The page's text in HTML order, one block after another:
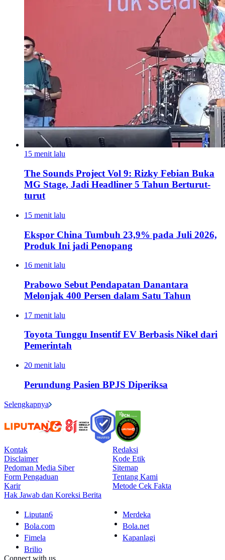
15 menit lalu
The Sounds Project Vol 9: Rizky Febian Buka
MG Stage, Jadi Headliner 5 Tahun Berturut-
turut
15 menit lalu
Ekspor China Tumbuh 23,9% pada Juli 2026,
Produk Ini jadi Penopang
16 menit lalu
Prabowo Sebut Pendapatan Danantara
Melonjak 400 Persen dalam Satu Tahun
17 menit lalu
Toyota Tunggu Insentif EV Berbasis Nikel dari
Pemerintah
20 menit lalu
Perundung Pasien BPJS Diperiksa
Selengkapnya
Kontak
Redaksi
Disclaimer
Kode Etik
Pedoman Media Siber
Sitemap
Form Pengaduan
Tentang Kami
Karir
Metode Cek Fakta
Hak Jawab dan Koreksi Berita
Liputan6
Merdeka
Bola.com
Bola.net
Fimela
Kapanlagi
Brilio
Connect with us